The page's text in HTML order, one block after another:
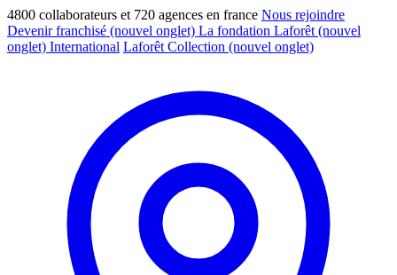
4800 collaborateurs et 720 agences en france Nous rejoindre
Devenir franchisé (nouvel onglet) La fondation Laforêt (nouvel
onglet) International Laforêt Collection (nouvel onglet)